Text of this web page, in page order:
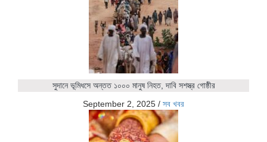
সুদানে ভূমিধসে অন্তত ১০০০ মানুষ নিহত, দাবি সশস্ত্র গোষ্ঠীর
September 2, 2025 / সব খবর